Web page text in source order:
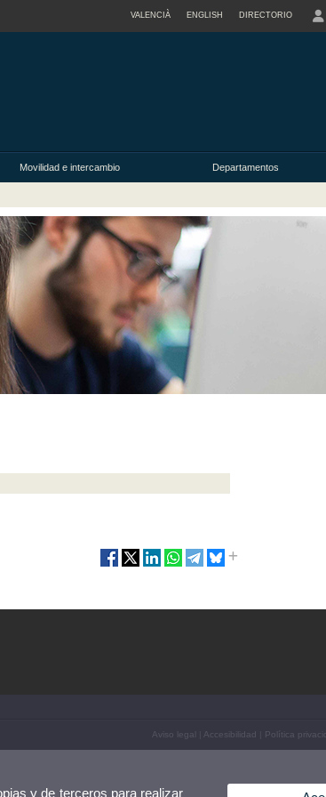
VALENCIÀ ENGLISH DIRECTORIO
Movilidad e intercambio Departamentos
Aviso legal Accesibilidad Política
y de terceros para realizar